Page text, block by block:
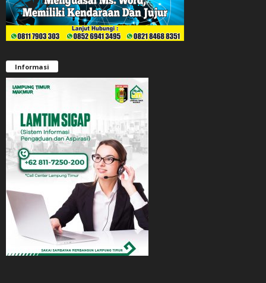
Informasi